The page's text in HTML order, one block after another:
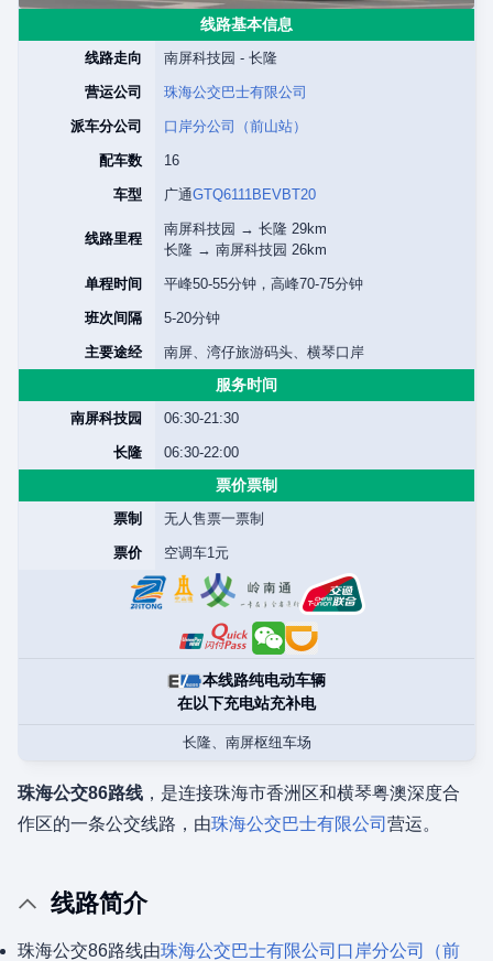
线路基本信息
线路走向 南屏科技园 - 长隆
营运公司 珠海公交巴士有限公司
派车分公司 口岸分公司（前山站）
配车数 16
车型 广通GTQ6111BEVBT20
线路里程
南屏科技园 → 长隆 29km
长隆 → 南屏科技园 26km
单程时间 平峰50-55分钟，高峰70-75分钟
班次间隔 5-20分钟
主要途经 南屏、湾仔旅游码头、横琴口岸
服务时间
南屏科技园 06:30-21:30
长隆 06:30-22:00
票价票制
票制 无人售票一票制
票价 空调车1元
本线路纯电动车辆
在以下充电站充补电
长隆、南屏枢纽车场
珠海公交86路线 ，是连接珠海市香洲区和横琴粤澳深度合
作区的一条公交线路，由珠海公交巴士有限公司 营运。
线路简介
珠海公交86路线由珠海公交巴士有限公司 口岸分公司（前